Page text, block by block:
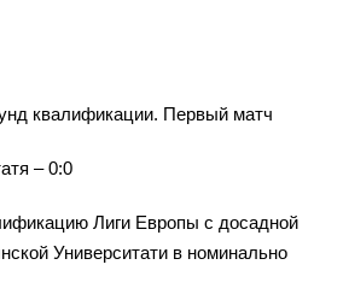
квалификации. Первый матч
– 0:0
Лиги Европы с досадной
Университати в номинально